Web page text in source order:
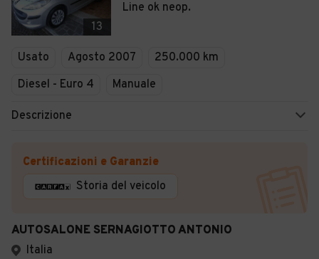
13
Line ok neop.
Usato Agosto 2007
250.000 km
Diesel - Euro 4
Manuale
Descrizione
Certificazioni e Garanzie
Storia del veicolo
AUTOSALONE SERNAGIOTTO ANTONIO
Italia